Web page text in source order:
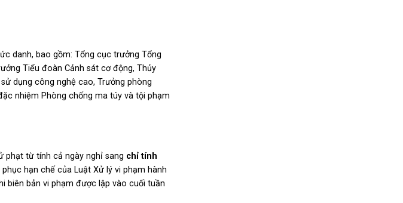
danh, bao gồm: Tổng cục trưởng Tổng
Tiểu đoàn Cảnh sát cơ động, Thủy
dụng công nghệ cao, Trưởng phòng
nhiệm Phòng chống ma túy và tội phạm
phạt từ tính cả ngày nghỉ sang chỉ tính
hạn chế của Luật Xử lý vi phạm hành
biên bản vi phạm được lập vào cuối tuần